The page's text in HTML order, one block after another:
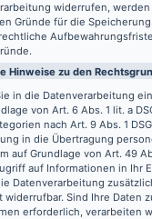
widerrufen,
Gründe für die
Hinweise zu den
in die Datenverarbeitung
von Art. 6 Abs. 1 lit. a
nach Art. 9 Abs. 1
in die Übertragung
auf Grundlage von Art. 49
auf Informationen in Ihr
Datenverarbeitung
widerrufbar. Sind Ihre Daten
erforderlich, verarbeiten